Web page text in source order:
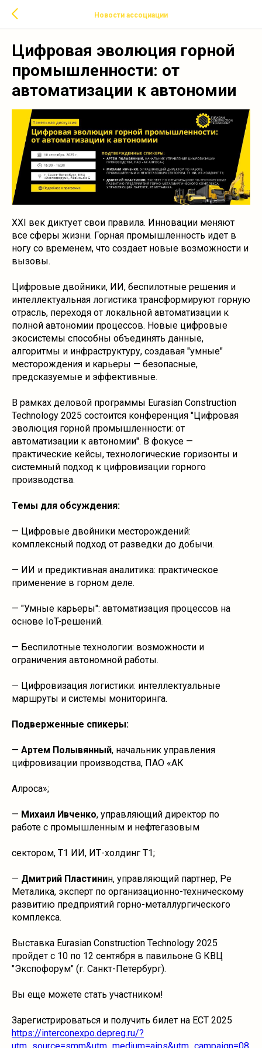
Новости ассоциации
Цифровая эволюция горной
промышленности: от
автоматизации к автономии
XXI век диктует свои правила. Инновации меняют
все сферы жизни. Горная промышленность идет в
ногу со временем, что создает новые возможности и
вызовы.
Цифровые двойники, ИИ, беспилотные решения и
интеллектуальная логистика трансформируют горную
отрасль, переходя от локальной автоматизации к
полной автономии процессов. Новые цифровые
экосистемы способны объединять данные,
алгоритмы и инфраструктуру, создавая "умные"
месторождения и карьеры — безопасные,
предсказуемые и эффективные.
В рамках деловой программы Eurasian Construction
Technology 2025 состоится конференция "Цифровая
эволюция горной промышленности: от
автоматизации к автономии". В фокусе —
практические кейсы, технологические горизонты и
системный подход к цифровизации горного
производства.
Темы для обсуждения:
— Цифровые двойники месторождений:
комплексный подход от разведки до добычи.
— ИИ и предиктивная аналитика: практическое
применение в горном деле.
— "Умные карьеры": автоматизация процессов на
основе IoT-решений.
— Беспилотные технологии: возможности и
ограничения автономной работы.
— Цифровизация логистики: интеллектуальные
маршруты и системы мониторинга.
Подверженные спикеры:
— Артем Полывянный, начальник управления
цифровизации производства, ПАО «АК
Алроса»;
— Михаил Ивченко, управляющий директор по
работе с промышленным и нефтегазовым
сектором, Т1 ИИ, ИТ-холдинг Т1;
— Дмитрий Пластинин, управляющий партнер, Ре
Металика, эксперт по организационно-техническому
развитию предприятий горно-металлургического
комплекса.
Выставка Eurasian Construction Technology 2025
пройдет с 10 по 12 сентября в павильоне G КВЦ
"Экспофорум" (г. Санкт-Петербург).
Вы еще можете стать участником!
Зарегистрироваться и получить билет на ECT 2025
https://interconexpo.depreg.ru/?